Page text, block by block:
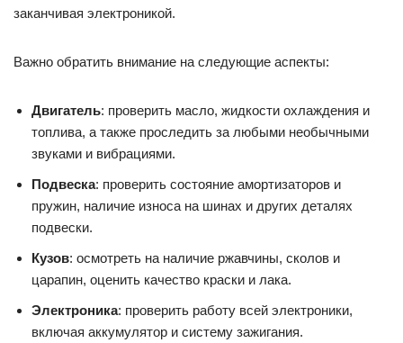
заканчивая электроникой.
Важно обратить внимание на следующие аспекты:
Двигатель: проверить масло, жидкости охлаждения и
топлива, а также проследить за любыми необычными
звуками и вибрациями.
Подвеска: проверить состояние амортизаторов и
пружин, наличие износа на шинах и других деталях
подвески.
Кузов: осмотреть на наличие ржавчины, сколов и
царапин, оценить качество краски и лака.
Электроника: проверить работу всей электроники,
включая аккумулятор и систему зажигания.